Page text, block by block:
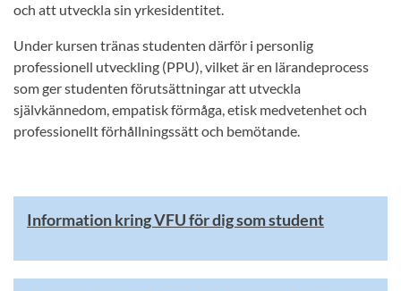
och att utveckla sin yrkesidentitet.
Under kursen tränas studenten därför i personlig
professionell utveckling (PPU), vilket är en lärandeprocess
som ger studenten förutsättningar att utveckla
självkännedom, empatisk förmåga, etisk medvetenhet och
professionellt förhållningssätt och bemötande.
Information kring VFU för dig som student